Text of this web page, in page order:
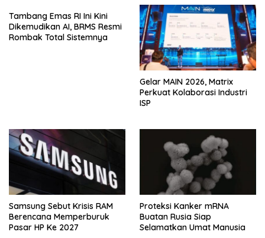
Tambang Emas RI Ini Kini
Dikemudikan AI, BRMS Resmi
Rombak Total Sistemnya
Gelar MAIN 2026, Matrix
Perkuat Kolaborasi Industri
ISP
Samsung Sebut Krisis RAM
Berencana Memperburuk
Pasar HP Ke 2027
Proteksi Kanker mRNA
Buatan Rusia Siap
Selamatkan Umat Manusia